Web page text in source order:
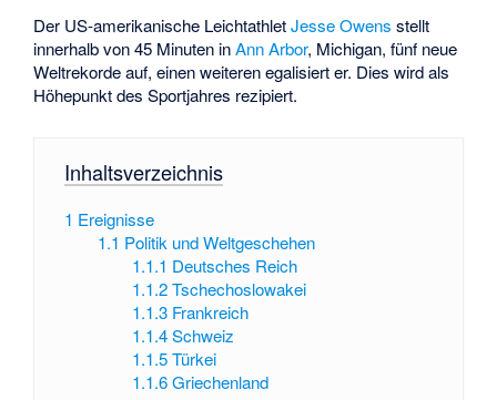
Der US-amerikanische LeichtathletJesse Owens stellt
innerhalb von 45 Minuten inAnn Arbor, Michigan, fünf neue
Weltrekorde auf, einen weiteren egalisiert er. Dies wird als
Höhepunkt desSportjahres rezipiert.
Inhaltsverzeichnis
1 Ereignisse
1.1 Politik und Weltgeschehen
1.1.1 Deutsches Reich
1.1.2 Tschechoslowakei
1.1.3 Frankreich
1.1.4 Schweiz
1.1.5 Türkei
1.1.6 Griechenland